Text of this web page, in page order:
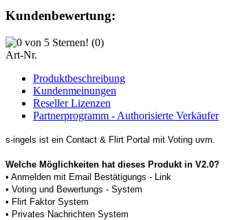
Kundenbewertung:
(0)
Art-Nr.
Produktbeschreibung
Kundenmeinungen
Reseller Lizenzen
Partnerprogramm - Authorisierte Verkäufer
s-ingels ist ein Contact & Flirt Portal mit Voting uvm.
Welche Möglichkeiten hat dieses Produkt in V2.0?
• Anmelden mit Email Bestätigungs - Link
• Voting und Bewertungs - System
• Flirt Faktor System
• Privates Nachrichten System